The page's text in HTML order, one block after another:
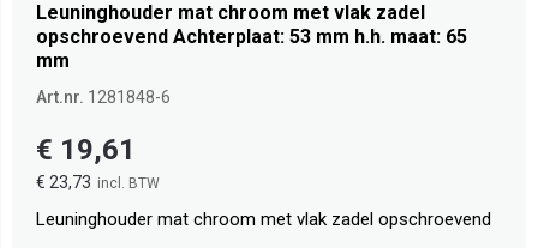
Leuninghouder mat chroom met vlak zadel
opschroevend Achterplaat: 53 mm h.h. maat: 65
mm
Art.nr. 1281848-6
€ 23,73
€ 19,61
Leuninghouder mat chroom met vlak zadel opschroevend